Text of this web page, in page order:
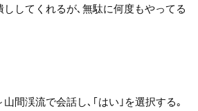
ししてくれるが､無駄に何度もやってる
間渓流で会話し､｢はい｣を選択する｡